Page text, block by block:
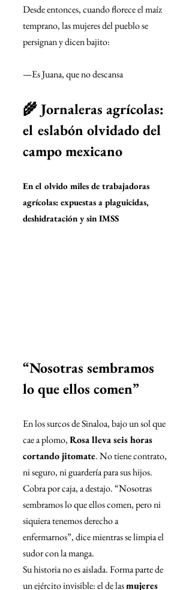
Desde entonces, cuando florece el maíz
temprano, las mujeres del pueblo se
persignan y dicen bajito:
—Es Juana, que no descansa
🌾 Jornaleras agrícolas:
el eslabón olvidado del
campo mexicano
En el olvido miles de trabajadoras
agrícolas: expuestas a plaguicidas,
deshidratación y sin IMSS
“Nosotras sembramos
lo que ellos comen”
En los surcos de Sinaloa, bajo un sol que
cae a plomo, Rosa lleva seis horas
cortando jitomate. No tiene contrato,
ni seguro, ni guardería para sus hijos.
Cobra por caja, a destajo. “Nosotras
sembramos lo que ellos comen, pero ni
siquiera tenemos derecho a
enfermarnos”, dice mientras se limpia el
sudor con la manga.
Su historia no es aislada. Forma parte de
un ejército invisible: el de las mujeres